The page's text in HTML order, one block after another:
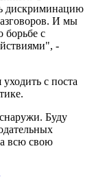
дискриминацию
И мы
борьбе с
-
уходить с поста
Буду
всю свою